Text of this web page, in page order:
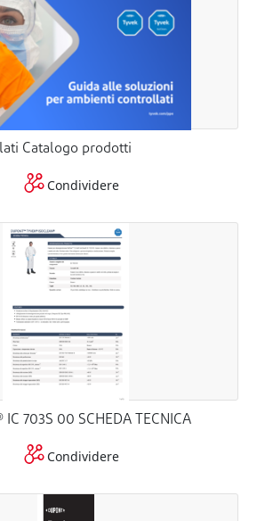
Catalogo prodotti
Condividere
IC 703S 00 SCHEDA TECNICA
Condividere